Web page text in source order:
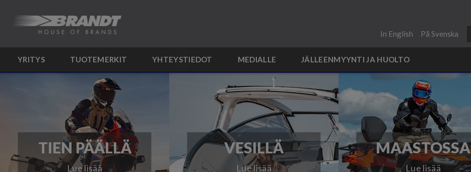
In English På Svenska
YRITYS TUOTEMERKIT YHTEYSTIEDOT MEDIALLE JÄLLEENMYYNTI JA HUOLTO
TIEN PÄÄLLÄ
Lue lisää
VESILLÄ
Lue lisää
MAASTOSSA
Lue lisää